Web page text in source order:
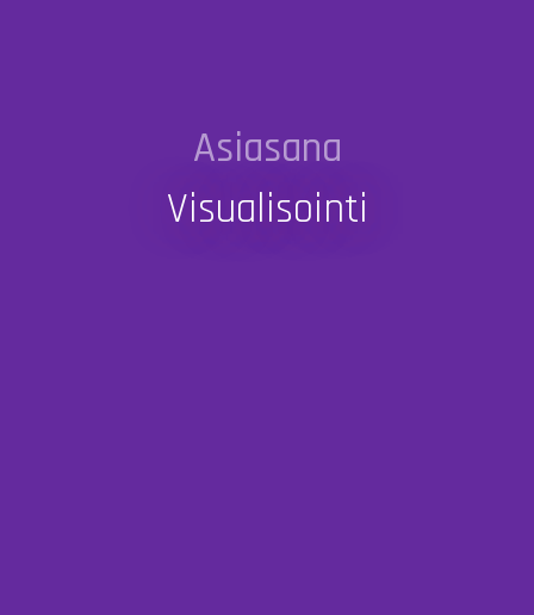
Asiasana
Visualisointi